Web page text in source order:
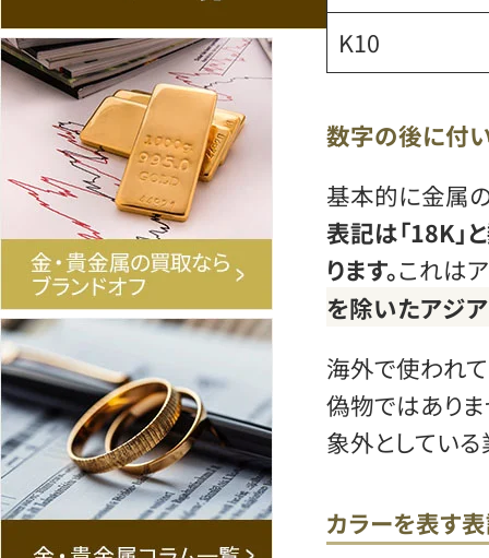
K10
数字の後に付
基本的に金属の
表記は「18K」
ります。これは
を除いたアジ
海外で使われ
偽物ではあり
象外としている
カラーを表す